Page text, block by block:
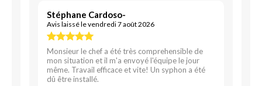
Stéphane Cardoso-
Avis laissé le vendredi 7 août 2026
Monsieur le chef a été très comprehensible de
mon situation et il m'a envoyé l'équipe le jour
même. Travail efficace et vite! Un syphon a été
dû être installé.